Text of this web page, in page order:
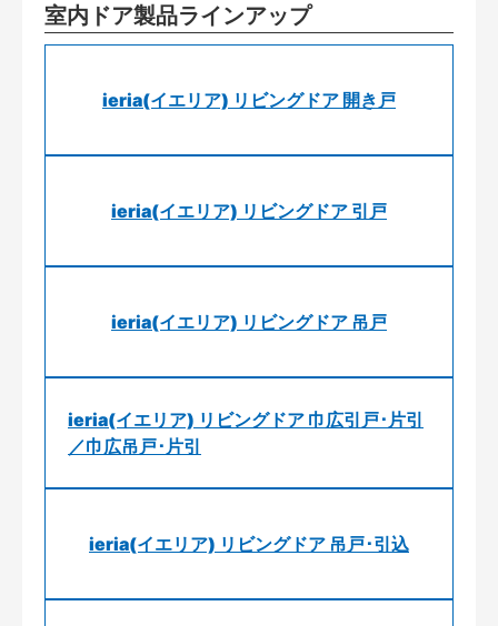
室内ドア製品ラインアップ
ieria(イエリア) リビングドア 開き戸
ieria(イエリア) リビングドア 引戸
ieria(イエリア) リビングドア 吊戸
ieria(イエリア) リビングドア 巾広引戸･片引
／巾広吊戸･片引
ieria(イエリア) リビングドア 吊戸･引込